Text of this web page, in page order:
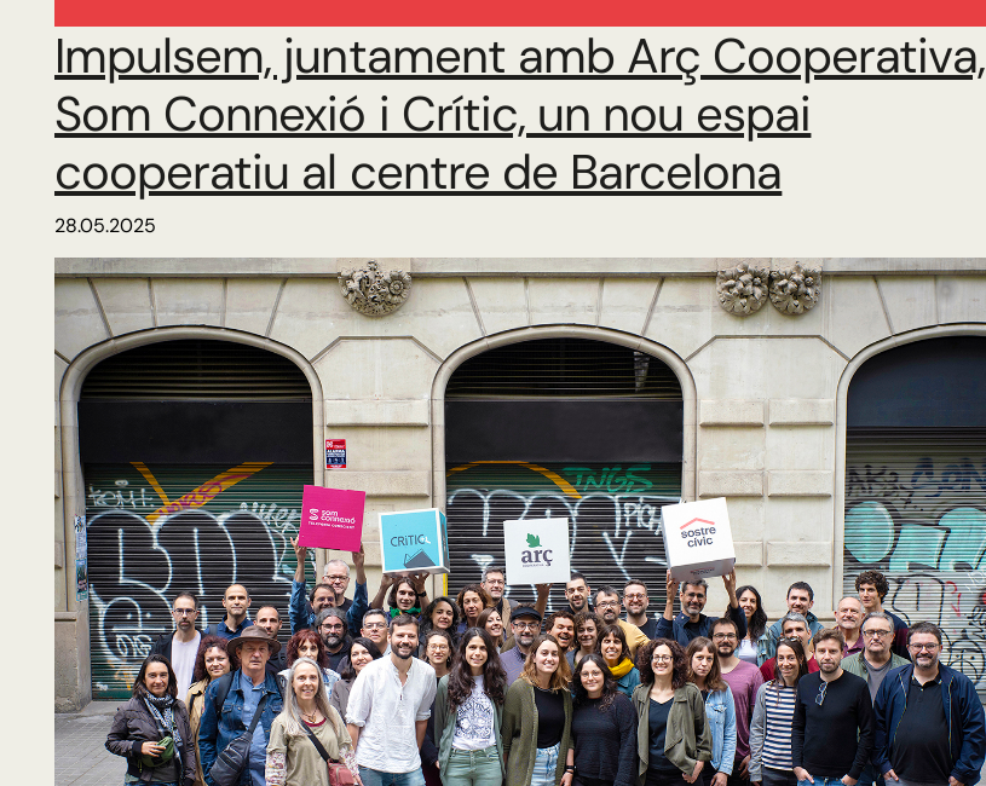
Impulsem, juntament amb Arç Cooperativa,
Som Connexió i Crític, un nou espai
cooperatiu al centre de Barcelona
28.05.2025